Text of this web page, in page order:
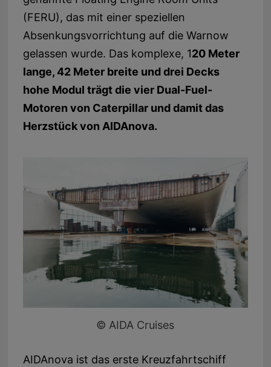
(FERU), das mit einer speziellen
Absenkungsvorrichtung auf die Warnow
gelassen wurde. Das komplexe, 120 Meter
lange, 42 Meter breite und drei Decks
hohe Modul trägt die vier Dual-Fuel-
Motoren von Caterpillar und damit das
Herzstück von AIDAnova.
© AIDA Cruises
AIDAnova ist das erste Kreuzfahrtschiff